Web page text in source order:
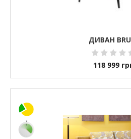
ДИВАН
118 999